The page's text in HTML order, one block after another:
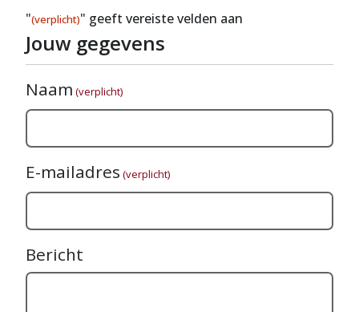
"(verplicht)" geeft vereiste velden aan
Jouw gegevens
Naam (verplicht)
E-mailadres (verplicht)
Bericht